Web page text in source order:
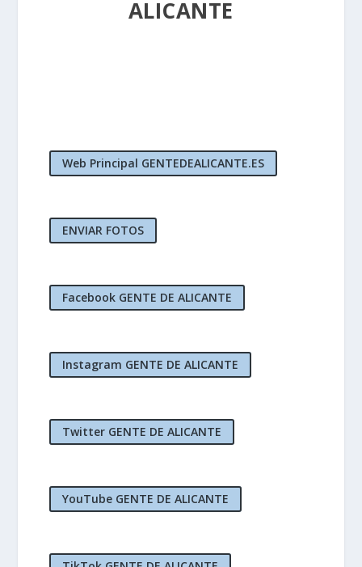
ALICANTE
Web Principal GENTEDEALICANTE.ES
ENVIAR FOTOS
Facebook GENTE DE ALICANTE
Instagram GENTE DE ALICANTE
Twitter GENTE DE ALICANTE
YouTube GENTE DE ALICANTE